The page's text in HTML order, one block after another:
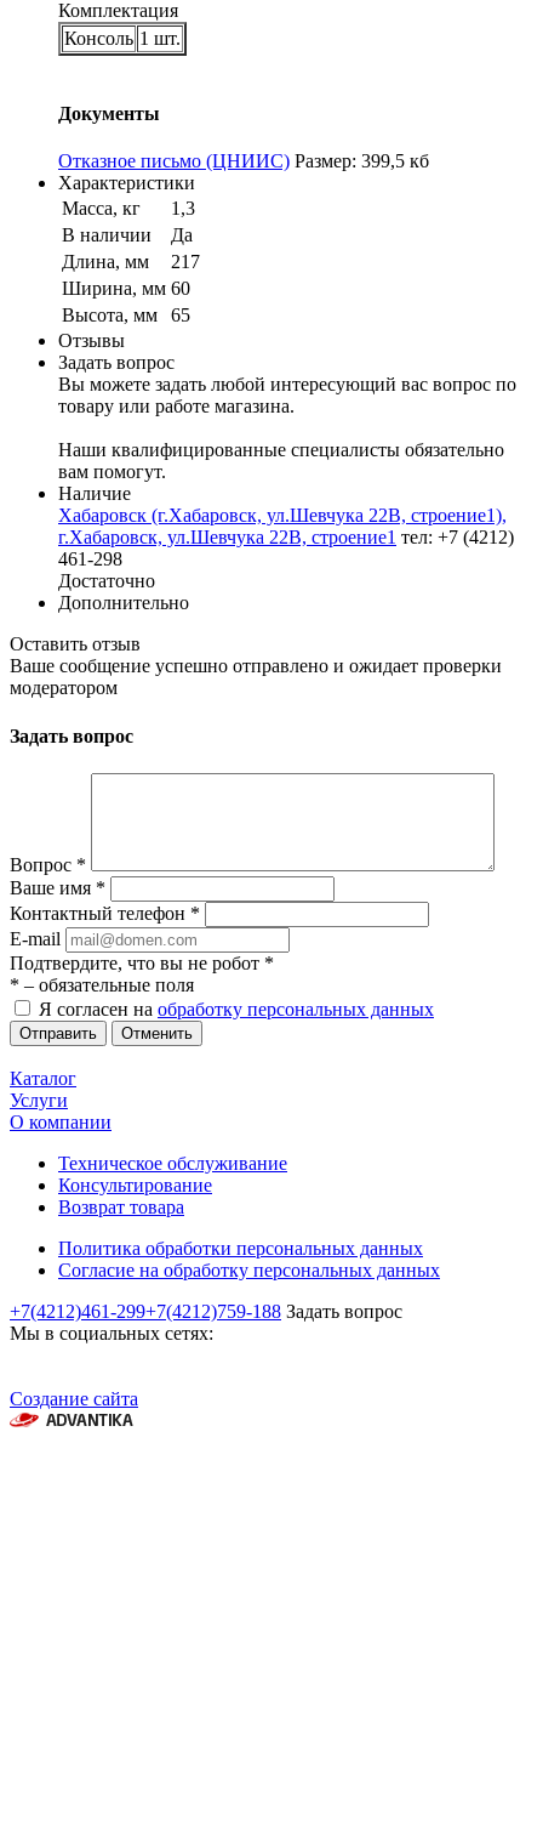
Комплектация
Консоль 1 шт.
Документы
Отказное письмо (ЦНИИС) Размер: 399,5 кб
Характеристики
Масса, кг
1,3
В наличии
Да
Длина, мм
217
Ширина, мм 60
Высота, мм
65
Отзывы
Задать вопрос
Вы можете задать любой интересующий вас вопрос по
товару или работе магазина.
Наши квалифицированные специалисты обязательно
вам помогут.
Наличие
Хабаровск (г.Хабаровск, ул.Шевчука 22В, строение1),
г.Хабаровск, ул.Шевчука 22В, строение1 тел: +7 (4212)
461-298
Достаточно
Дополнительно
Оставить отзыв
Ваше сообщение успешно отправлено и ожидает проверки
модератором
Задать вопрос
Вопрос *
Ваше имя *
Контактный телефон *
E-mail
Подтвердите, что вы не робот *
* – обязательные поля
Я согласен на обработку персональных данных
Отменить
Каталог
Услуги
О компании
Техническое обслуживание
Консультирование
Возврат товара
Политика обработки персональных данных
Согласие на обработку персональных данных
+7(4212)461-299+7(4212)759-188 Задать вопрос
Мы в социальных сетях:
Создание сайта